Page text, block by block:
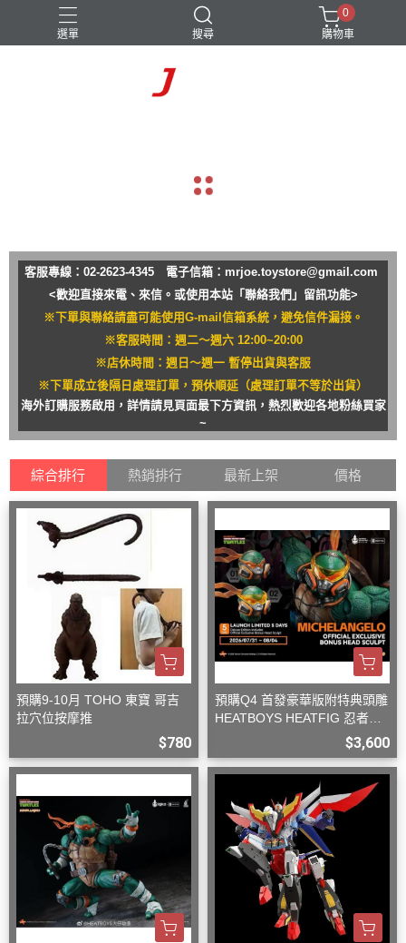
選單 搜尋
0
購物車
客服專線：02-2623-4345 電子信箱： mrjoe.toystore@gmail.com
<歡迎直接來電、來信。或使用本站「聯絡我們」留訊功能>
※下單與聯絡請盡可能使用G-mail信箱系統，避免信件漏接。
※客服時間：週二～週六 12:00~20:00
※店休時間：週日～週一 暫停出貨與客服
※下單成立後隔日處理訂單，預休順延（處理訂單不等於出貨）
海外訂購服務啟用，詳情請見頁面最下方資訊，熱烈歡迎各地粉絲買家
~
綜合排行 熱銷排行 最新上架 價格
預購9-10月 TOHO 東寶 哥吉
拉穴位按摩推
$780
預購Q4 首發豪華版附特典頭雕
HEATBOYS HEATFIG 忍者龜
$3,600